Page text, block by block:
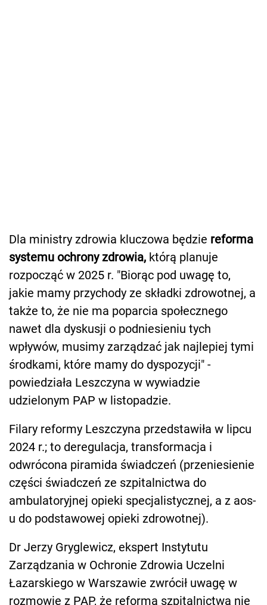
Dla ministry zdrowia kluczowa będzie reforma
systemu ochrony zdrowia, którą planuje
rozpocząć w 2025 r. "Biorąc pod uwagę to,
jakie mamy przychody ze składki zdrowotnej, a
także to, że nie ma poparcia społecznego
nawet dla dyskusji o podniesieniu tych
wpływów, musimy zarządzać jak najlepiej tymi
środkami, które mamy do dyspozycji" -
powiedziała Leszczyna w wywiadzie
udzielonym PAP w listopadzie.
Filary reformy Leszczyna przedstawiła w lipcu
2024 r.; to deregulacja, transformacja i
odwrócona piramida świadczeń (przeniesienie
części świadczeń ze szpitalnictwa do
ambulatoryjnej opieki specjalistycznej, a z aos-
u do podstawowej opieki zdrowotnej).
Dr Jerzy Gryglewicz, ekspert Instytutu
Zarządzania w Ochronie Zdrowia Uczelni
Łazarskiego w Warszawie zwrócił uwagę w
rozmowie z PAP, że reforma szpitalnictwa nie